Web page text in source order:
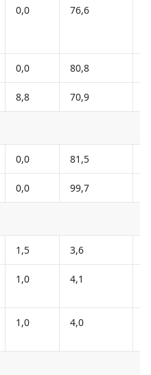
0,0 76,6
0,0 80,8
8,8 70,9
0,0 81,5
0,0 99,7
1,5 3,6
1,0 4,1
1,0 4,0